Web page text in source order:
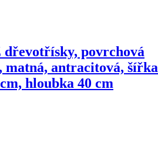
dřevotřísky, povrchová
matná, antracitová, šířka
hloubka 40 cm